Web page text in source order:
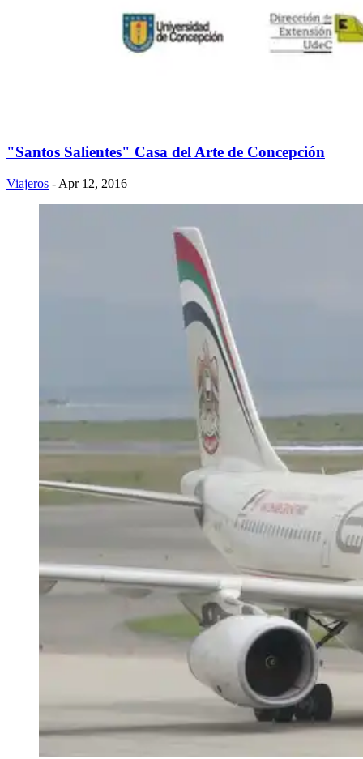
"Santos Salientes" Casa del Arte de Concepción
Viajeros - Apr 12, 2016